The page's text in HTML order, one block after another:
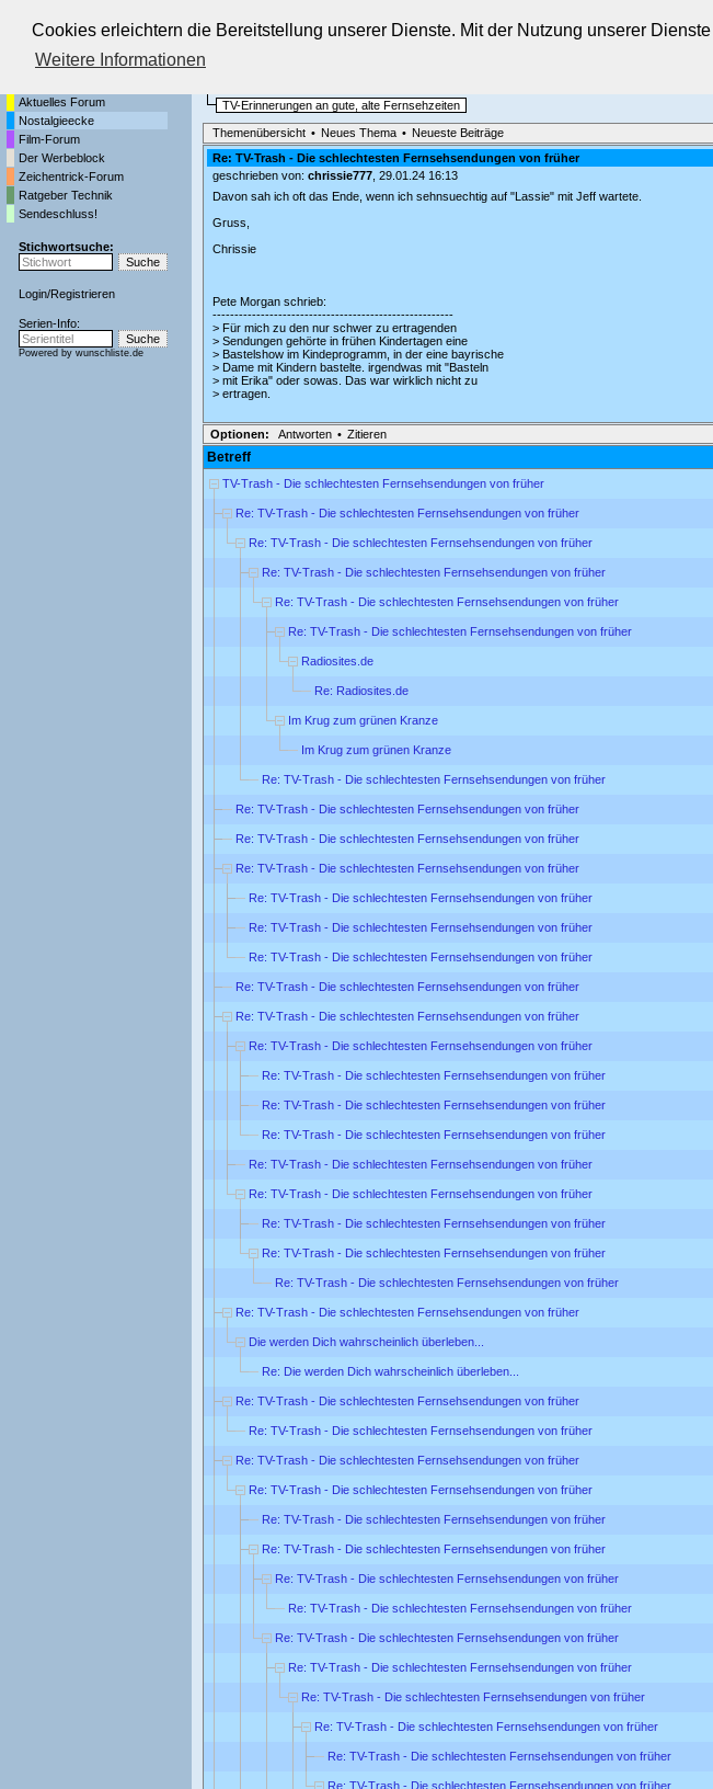
Cookies erleichtern die Bereitstellung unserer Dienste. Mit der Nutzung unserer
Weitere Informationen
Die Fernseh-Diskussionsforen von
Aktuelles Forum
Nostalgieecke
Film-Forum
Der Werbeblock
Zeichentrick-Forum
Ratgeber Technik
Sendeschluss!
Stichwortsuche:
Login/Registrieren
Serien-Info:
Powered by wunschliste.de
TV-Erinnerungen an gute, alte Fernsehzeiten
Themenübersicht • Neues Thema • Neueste Beiträge
Re: TV-Trash - Die schlechtesten Fernsehsendungen von früher
geschrieben von: chrissie777, 29.01.24 16:13
Davon sah ich oft das Ende, wenn ich sehnsuechtig auf "Lassie" mit Jeff wartete.
Gruss,
Chrissie
Pete Morgan schrieb:
-------------------------------------------------------
> Für mich zu den nur schwer zu ertragenden
> Sendungen gehörte in frühen Kindertagen eine
> Bastelshow im Kindeprogramm, in der eine bayrische
> Dame mit Kindern bastelte. irgendwas mit "Basteln
> mit Erika" oder sowas. Das war wirklich nicht zu
> ertragen.
Optionen: Antworten • Zitieren
Betreff
TV-Trash - Die schlechtesten Fernsehsendungen von früher
Re: TV-Trash - Die schlechtesten Fernsehsendungen von früher
Re: TV-Trash - Die schlechtesten Fernsehsendungen von früher
Re: TV-Trash - Die schlechtesten Fernsehsendungen von früher
Re: TV-Trash - Die schlechtesten Fernsehsendungen von früher
Re: TV-Trash - Die schlechtesten Fernsehsendungen von früher
Radiosites.de
Re: Radiosites.de
Im Krug zum grünen Kranze
Im Krug zum grünen Kranze
Re: TV-Trash - Die schlechtesten Fernsehsendungen von früher
Re: TV-Trash - Die schlechtesten Fernsehsendungen von früher
Re: TV-Trash - Die schlechtesten Fernsehsendungen von früher
Re: TV-Trash - Die schlechtesten Fernsehsendungen von früher
Re: TV-Trash - Die schlechtesten Fernsehsendungen von früher
Re: TV-Trash - Die schlechtesten Fernsehsendungen von früher
Re: TV-Trash - Die schlechtesten Fernsehsendungen von früher
Re: TV-Trash - Die schlechtesten Fernsehsendungen von früher
Re: TV-Trash - Die schlechtesten Fernsehsendungen von früher
Re: TV-Trash - Die schlechtesten Fernsehsendungen von früher
Re: TV-Trash - Die schlechtesten Fernsehsendungen von früher
Re: TV-Trash - Die schlechtesten Fernsehsendungen von früher
Re: TV-Trash - Die schlechtesten Fernsehsendungen von früher
Re: TV-Trash - Die schlechtesten Fernsehsendungen von früher
Re: TV-Trash - Die schlechtesten Fernsehsendungen von früher
Re: TV-Trash - Die schlechtesten Fernsehsendungen von früher
Re: TV-Trash - Die schlechtesten Fernsehsendungen von früher
Re: TV-Trash - Die schlechtesten Fernsehsendungen von früher
Re: TV-Trash - Die schlechtesten Fernsehsendungen von früher
Die werden Dich wahrscheinlich überleben...
Re: Die werden Dich wahrscheinlich überleben...
Re: TV-Trash - Die schlechtesten Fernsehsendungen von früher
Re: TV-Trash - Die schlechtesten Fernsehsendungen von früher
Re: TV-Trash - Die schlechtesten Fernsehsendungen von früher
Re: TV-Trash - Die schlechtesten Fernsehsendungen von früher
Re: TV-Trash - Die schlechtesten Fernsehsendungen von früher
Re: TV-Trash - Die schlechtesten Fernsehsendungen von früher
Re: TV-Trash - Die schlechtesten Fernsehsendungen von früher
Re: TV-Trash - Die schlechtesten Fernsehsendungen von früher
Re: TV-Trash - Die schlechtesten Fernsehsendungen von früher
Re: TV-Trash - Die schlechtesten Fernsehsendungen von früher
Re: TV-Trash - Die schlechtesten Fernsehsendungen von früher
Re: TV-Trash - Die schlechtesten Fernsehsendungen von früher
Re: TV-Trash - Die schlechtesten Fernsehsendungen von früher
Re: TV-Trash - Die schlechtesten Fernsehsendungen von früher